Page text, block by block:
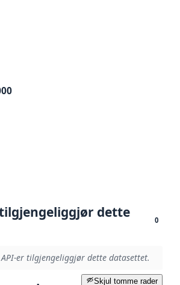
dette
0
er tilgjengeliggjør dette datasettet.
Skjul tomme rader